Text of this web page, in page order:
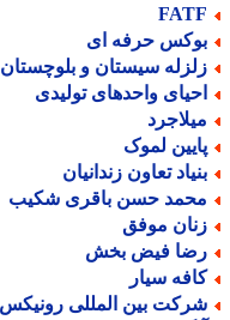
حرفه ای
سیستان و بلوچستان
واحدهای تولیدی
لموک
تعاون زندانیان
حسن باقری شکیب
موفق
فیض بخش
سیار
بین المللی رونیکس